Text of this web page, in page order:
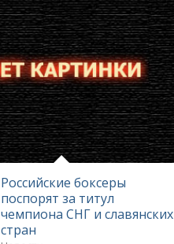
Российские боксеры
поспорят за титул
чемпиона СНГ и славянских
стран